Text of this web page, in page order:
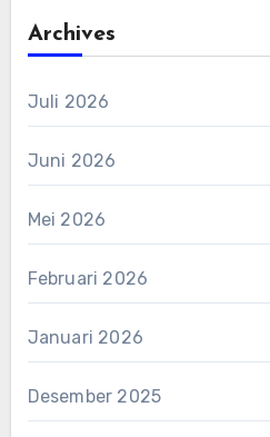
Archives
Juli 2026
Juni 2026
Mei 2026
Februari 2026
Januari 2026
Desember 2025